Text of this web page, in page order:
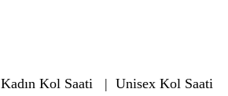
Kadın Kol Saati | Unisex Kol Saati